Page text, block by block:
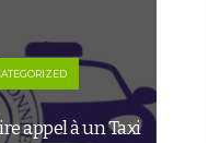
appel à un Taxi